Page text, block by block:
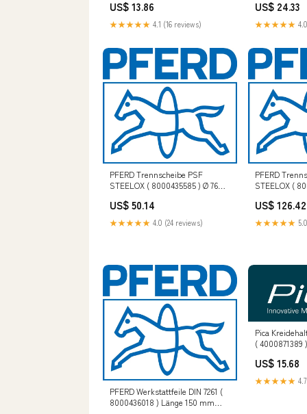
TB Brand
US$ 13.86
★★★★★ 4.1 (16 reviews)
Bohrungs-Ø
US$ 24.33
★★★★★
PFERD Trennscheibe PSF
STEELOX ( 8000435585 ) Ø 76
gerade Bohrung 10 mm P - MAX
margin
US$ 50.14
★★★★★ 4.0 (24 reviews)
PFERD
STEELOX (
gerade
Kamerun
US$ 126.42
★★★★★
PFERD Werkstattfeile DIN 7261 (
8000436018 ) Länge 150 mm
Pica
(
automatische
US$ 15.68
★★★★★